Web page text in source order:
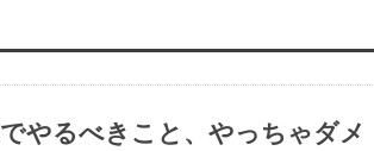
やるべきこと、やっちゃダメ